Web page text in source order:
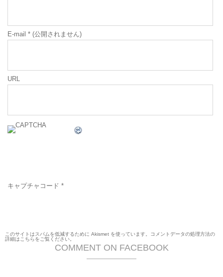
E-mail * (公開されません)
URL
キャプチャコード *
このサイトはスパムを低減するために Akismet を使っています。 コメントデータの処理方法の
詳細はこちらをご覧ください。
COMMENT ON FACEBOOK